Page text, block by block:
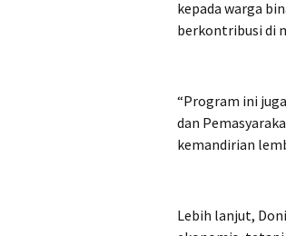
kepada warga
berkontribusi di
“Program ini
dan
kemandirian
Lebih lanjut,